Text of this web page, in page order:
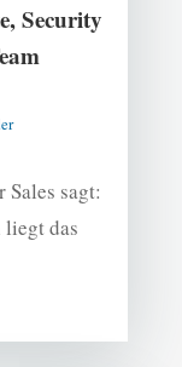
Security
sagt:
das